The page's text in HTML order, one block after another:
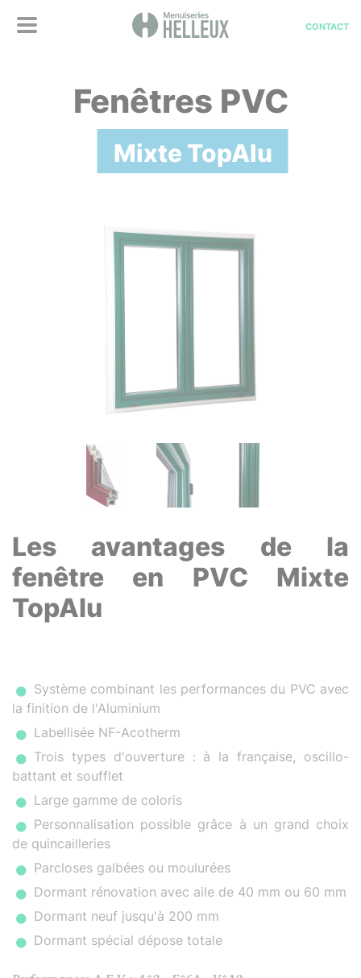
CONTACT
Fenêtres PVC
Mixte TopAlu
Les avantages de la
fenêtre en PVC Mixte
TopAlu
Système combinant les performances du PVC avec
la finition de l'Aluminium
Labellisée NF-Acotherm
Trois types d'ouverture : à la française, oscillo-
battant et soufflet
Large gamme de coloris
Personnalisation possible grâce à un grand choix
de quincailleries
Parcloses galbées ou moulurées
Dormant rénovation avec aile de 40 mm ou 60 mm
Dormant neuf jusqu'à 200 mm
Dormant spécial dépose totale
Performances A.E.V : A*3 - E*6A - V*A2